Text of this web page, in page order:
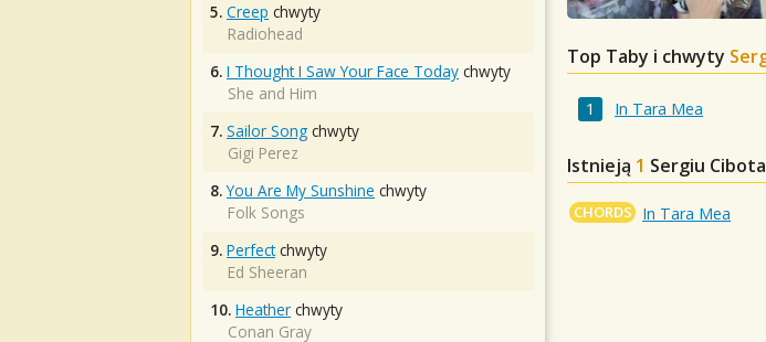
Top Taby i chwyty
In Tara Mea
Istnieją 1 Sergiu
CHORDS In Tara Mea
5. Creep chwyty
Radiohead
6. I Thought I Saw Your Face Today chwyty
She and Him
7. Sailor Song chwyty
Gigi Perez
8. You Are My Sunshine chwyty
Folk Songs
9. Perfectchwyty
Ed Sheeran
10. Heather chwyty
Conan Gray